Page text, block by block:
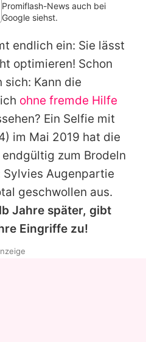
Richtlinien
Promiflash-News auch bei
Google siehst.
endlich ein: Sie lässt
optimieren! Schon
sich: Kann die
ohne fremde Hilfe
Ein Selfie mit
im Mai 2019 hat die
zum Brodeln
Sylvies Augenpartie
geschwollen aus.
Jahre später, gibt
Eingriffe zu!